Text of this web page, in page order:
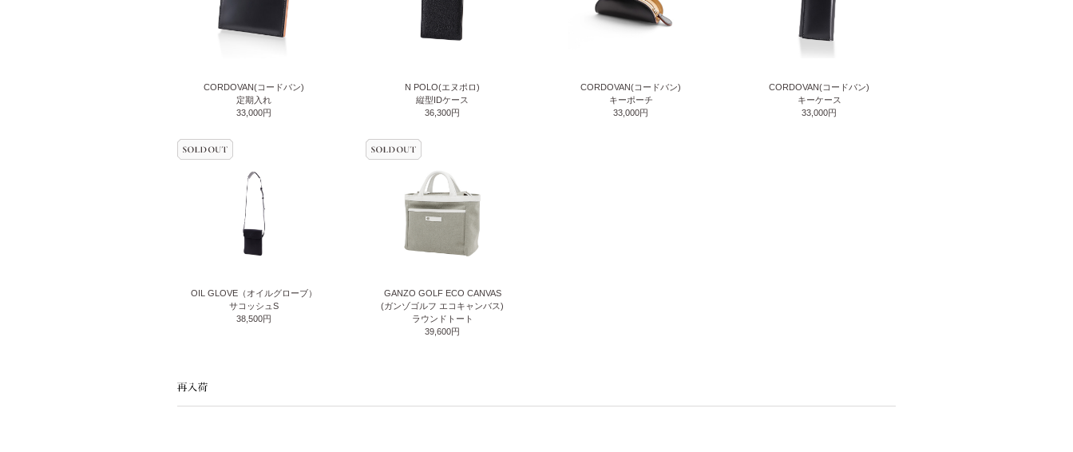
CORDOVAN(コードバン)
定期入れ
33,000円
N POLO(エヌポロ)
縦型IDケース
36,300円
CORDOVAN(コードバン)
キーポーチ
33,000円
CORDOVAN(コードバン)
キーケース
33,000円
OIL GLOVE（オイルグローブ）
サコッシュS
38,500円
GANZO GOLF ECO CANVAS
(ガンゾゴルフ エコキャンバス)
ラウンドトート
39,600円